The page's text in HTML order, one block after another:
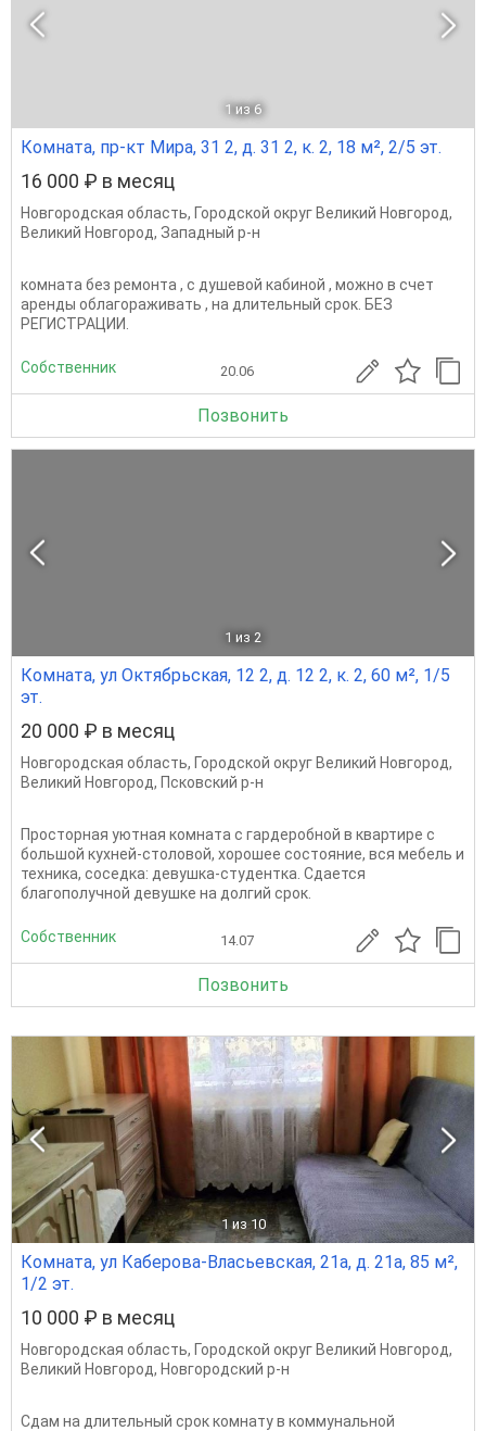
1 из 6
Комната, пр-кт Мира, 31 2, д. 31 2, к. 2, 18 м², 2/5 эт.
16 000 ₽ в месяц
Новгородская область, Городской округ Великий Новгород,
Великий Новгород, Западный р-н
комната без ремонта , с душевой кабиной , можно в счет
аренды облагораживать , на длительный срок. БЕЗ
РЕГИСТРАЦИИ.
Собственник 20.06
Позвонить
1 из 2
Комната, ул Октябрьская, 12 2, д. 12 2, к. 2, 60 м², 1/5
эт.
20 000 ₽ в месяц
Новгородская область, Городской округ Великий Новгород,
Великий Новгород, Псковский р-н
Просторная уютная комната с гардеробной в квартире с
большой кухней-столовой, хорошее состояние, вся мебель и
техника, соседка: девушка-студентка. Сдается
благополучной девушке на долгий срок.
Собственник 14.07
Позвонить
1 из 10
Комната, ул Каберова-Власьевская, 21а, д. 21а, 85 м²,
1/2 эт.
10 000 ₽ в месяц
Новгородская область, Городской округ Великий Новгород,
Великий Новгород, Новгородский р-н
Сдам на длительный срок комнату в коммунальной